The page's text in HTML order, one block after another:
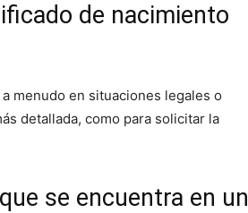
de nacimiento
menudo en situaciones legales o
detallada, como para solicitar la
se encuentra en un